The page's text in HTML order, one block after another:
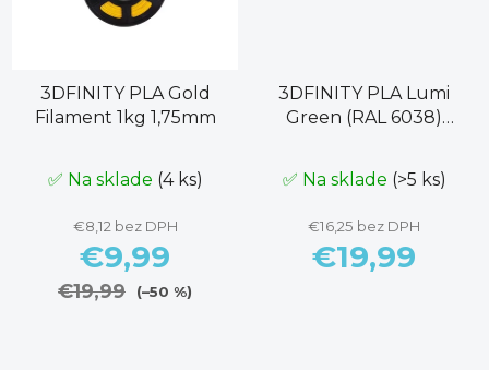
3DFINITY PLA Gold
Filament 1kg 1,75mm
✅ Na sklade (4 ks)
€8,12 bez DPH
€9,99
€19,99 (–50 %)
3DFINITY PLA Lumi
Green (RAL 6038)
✅ Na sklade (>5 ks)
€16,25 bez DPH
€19,99